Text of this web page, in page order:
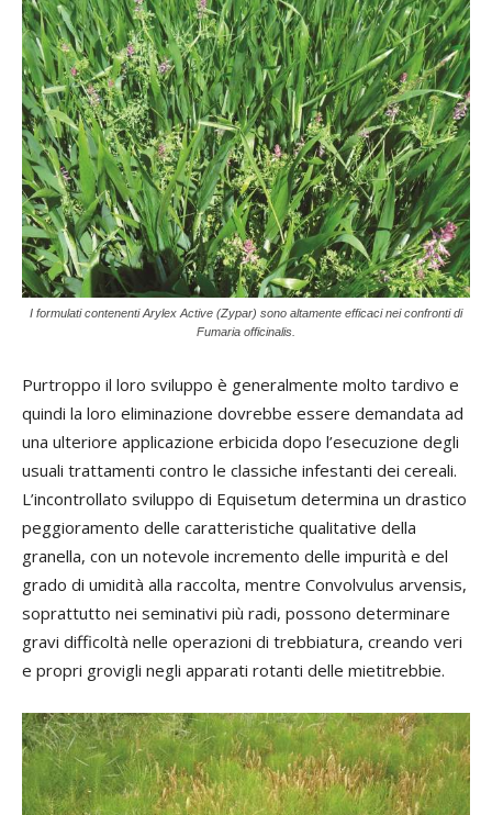
I formulati contenenti Arylex Active (Zypar) sono altamente efficaci nei confronti di
Fumaria officinalis.
Purtroppo il loro sviluppo è generalmente molto tardivo e
quindi la loro eliminazione dovrebbe essere demandata ad
una ulteriore applicazione erbicida dopo l’esecuzione degli
usuali trattamenti contro le classiche infestanti dei cereali.
L’incontrollato sviluppo di Equisetum determina un drastico
peggioramento delle caratteristiche qualitative della
granella, con un notevole incremento delle impurità e del
grado di umidità alla raccolta, mentre Convolvulus arvensis,
soprattutto nei seminativi più radi, possono determinare
gravi difficoltà nelle operazioni di trebbiatura, creando veri
e propri grovigli negli apparati rotanti delle mietitrebbie.